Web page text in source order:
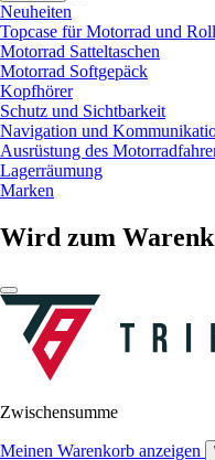
Neuheiten
Topcase für Motorrad und
Motorrad Satteltaschen
Motorrad Softgepäck
Kopfhörer
Schutz und Sichtbarkeit
Navigation und
Ausrüstung des
Lagerräumung
Marken
Wird zum
Zwischensumme
Meinen Warenkorb anzeigen